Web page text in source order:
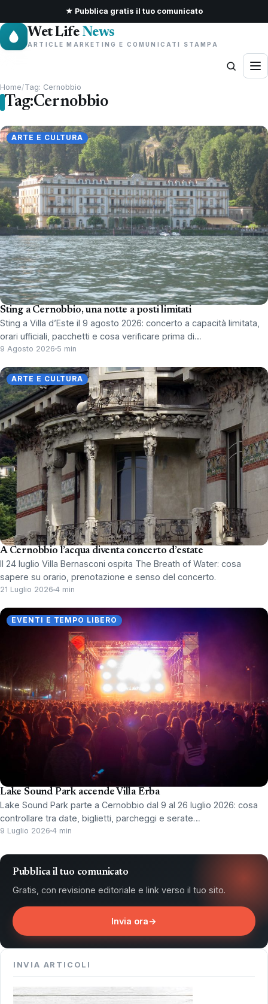
★ Pubblica gratis il tuo comunicato
Wet Life News
ARTICLE MARKETING E COMUNICATI STAMPA
Home/Tag: Cernobbio
Tag:Cernobbio
ARTE E CULTURA
Sting a Cernobbio, una notte a posti limitati
Sting a Villa d’Este il 9 agosto 2026: concerto a capacità limitata,
orari ufficiali, pacchetti e cosa verificare prima di…
9 Agosto 2026 5 min
ARTE E CULTURA
A Cernobbio l’acqua diventa concerto d’estate
Il 24 luglio Villa Bernasconi ospita The Breath of Water: cosa
sapere su orario, prenotazione e senso del concerto.
21 Luglio 2026 4 min
EVENTI E TEMPO LIBERO
Lake Sound Park accende Villa Erba
Lake Sound Park parte a Cernobbio dal 9 al 26 luglio 2026: cosa
controllare tra date, biglietti, parcheggi e serate…
9 Luglio 2026 4 min
Pubblica il tuo comunicato
Gratis, con revisione editoriale e link verso il tuo sito.
Invia ora→
INVIA ARTICOLI